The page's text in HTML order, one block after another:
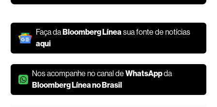
Faça daBloomberg Líneasua fonte de notícias
aqui
Nos acompanhe no canal deWhatsAppda
Bloomberg Línea no Brasil